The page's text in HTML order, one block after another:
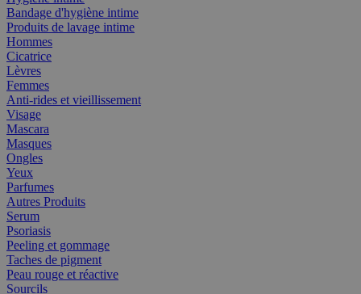
Bandage d'hygiène intime
Produits de lavage intime
Hommes
Cicatrice
Lèvres
Femmes
Anti-rides et vieillissement
Visage
Mascara
Masques
Ongles
Yeux
Parfumes
Autres Produits
Serum
Psoriasis
Peeling et gommage
Taches de pigment
Peau rouge et réactive
Sourcils